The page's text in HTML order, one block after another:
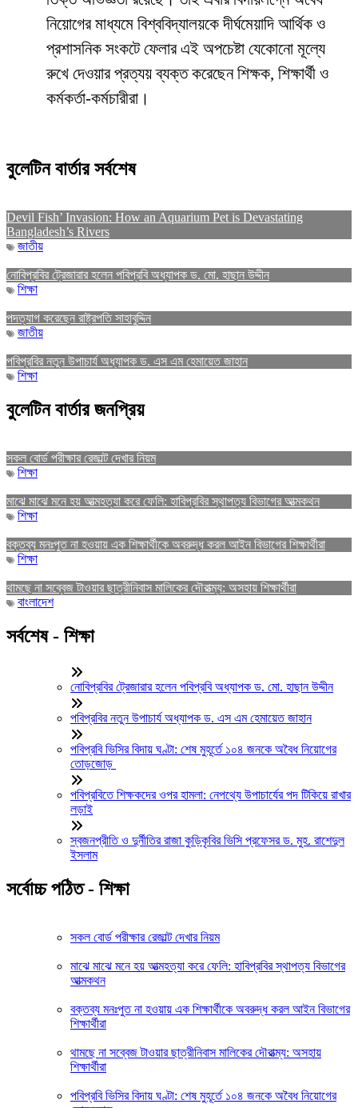
নিয়োগের মাধ্যমে বিশ্ববিদ্যালয়কে দীর্ঘমেয়াদি আর্থিক ও
প্রশাসনিক সংকটে ফেলার এই অপচেষ্টা যেকোনো মূল্যে
রুখে দেওয়ার প্রত্যয় ব্যক্ত করেছেন শিক্ষক, শিক্ষার্থী ও
কর্মকর্তা-কর্মচারীরা।
বুলেটিন বার্তার সর্বশেষ
Devil Fish’ Invasion: How an Aquarium Pet is Devastating
Bangladesh’s Rivers
জাতীয়
নোবিপ্রবির ট্রেজারার হলেন পবিপ্রবি অধ্যাপক ড. মো. হাছান উদ্দীন
শিক্ষা
পদত্যাগ করেছেন রাষ্ট্রপতি সাহাবুদ্দিন
জাতীয়
পবিপ্রবির নতুন উপাচার্য অধ্যাপক ড. এস এম হেমায়েত জাহান
শিক্ষা
বুলেটিন বার্তার জনপ্রিয়
সকল বোর্ড পরীক্ষার রেজাল্ট দেখার নিয়ম
শিক্ষা
মাঝে মাঝে মনে হয় আত্মহত্যা করে ফেলি: হাবিপ্রবির স্থাপত্য বিভাগের আত্মকথন
শিক্ষা
বক্তব্য মনঃপুত না হওয়ায় এক শিক্ষার্থীকে অবরুদ্ধ করল আইন বিভাগের শিক্ষার্থীরা
শিক্ষা
থামছে না সব্বেজ টাওয়ার ছাত্রীনিবাস মালিকের দৌরাত্ম্য: অসহায় শিক্ষার্থীরা
বাংলাদেশ
সর্বশেষ - শিক্ষা
নোবিপ্রবির ট্রেজারার হলেন পবিপ্রবি অধ্যাপক ড. মো. হাছান উদ্দীন
পবিপ্রবির নতুন উপাচার্য অধ্যাপক ড. এস এম হেমায়েত জাহান
পবিপ্রবি ভিসির বিদায় ঘণ্টা: শেষ মুহূর্তে ১০৪ জনকে অবৈধ নিয়োগের
তোড়জোড়
পবিপ্রবিতে শিক্ষকদের ওপর হামলা: নেপথ্যে উপাচার্যের পদ টিকিয়ে রাখার
লড়াই
স্বজনপ্রীতি ও দুর্নীতির রাজা কুড়িকৃবির ভিসি প্রফেসর ড. মুহ. রাশেদুল
ইসলাম
সর্বোচ্চ পঠিত - শিক্ষা
সকল বোর্ড পরীক্ষার রেজাল্ট দেখার নিয়ম
মাঝে মাঝে মনে হয় আত্মহত্যা করে ফেলি: হাবিপ্রবির স্থাপত্য বিভাগের
আত্মকথন
বক্তব্য মনঃপুত না হওয়ায় এক শিক্ষার্থীকে অবরুদ্ধ করল আইন বিভাগের
শিক্ষার্থীরা
থামছে না সব্বেজ টাওয়ার ছাত্রীনিবাস মালিকের দৌরাত্ম্য: অসহায়
শিক্ষার্থীরা
পবিপ্রবি ভিসির বিদায় ঘণ্টা: শেষ মুহূর্তে ১০৪ জনকে অবৈধ নিয়োগের